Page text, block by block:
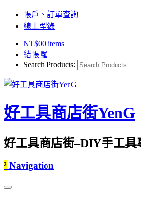
帳戶、訂單查詢
線上型錄
NT$00 items
結帳囉
Search Products:
好工具商店街YenG
好工具商店街–DIY手工具
² Navigation